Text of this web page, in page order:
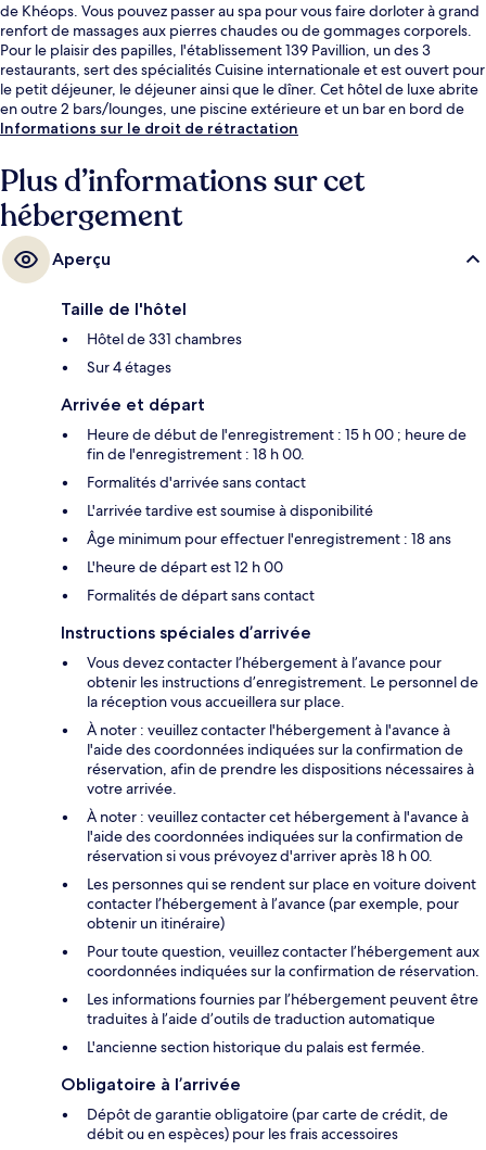
de Khéops. Vous pouvez passer au spa pour vous faire dorloter à grand
renfort de massages aux pierres chaudes ou de gommages corporels.
Pour le plaisir des papilles, l'établissement 139 Pavillion, un des 3
restaurants, sert des spécialités Cuisine internationale et est ouvert pour
le petit déjeuner, le déjeuner ainsi que le dîner. Cet hôtel de luxe abrite
en outre 2 bars/lounges, une piscine extérieure et un bar en bord de
piscine. Les autres voyageurs adorent le personnel attentionné.
Informations sur le droit de rétractation
Plus d’informations sur cet
hébergement
Aperçu
Taille de l'hôtel
Hôtel de 331 chambres
Sur 4 étages
Arrivée et départ
Heure de début de l'enregistrement : 15 h 00 ; heure de
fin de l'enregistrement : 18 h 00.
Formalités d'arrivée sans contact
L'arrivée tardive est soumise à disponibilité
Âge minimum pour effectuer l'enregistrement : 18 ans
L'heure de départ est 12 h 00
Formalités de départ sans contact
Instructions spéciales d’arrivée
Vous devez contacter l’hébergement à l’avance pour
obtenir les instructions d’enregistrement. Le personnel de
la réception vous accueillera sur place.
À noter : veuillez contacter l'hébergement à l'avance à
l'aide des coordonnées indiquées sur la confirmation de
réservation, afin de prendre les dispositions nécessaires à
votre arrivée.
À noter : veuillez contacter cet hébergement à l'avance à
l'aide des coordonnées indiquées sur la confirmation de
réservation si vous prévoyez d'arriver après 18 h 00.
Les personnes qui se rendent sur place en voiture doivent
contacter l’hébergement à l’avance (par exemple, pour
obtenir un itinéraire)
Pour toute question, veuillez contacter l’hébergement aux
coordonnées indiquées sur la confirmation de réservation.
Les informations fournies par l’hébergement peuvent être
traduites à l’aide d’outils de traduction automatique
L'ancienne section historique du palais est fermée.
Obligatoire à l’arrivée
Dépôt de garantie obligatoire (par carte de crédit, de
débit ou en espèces) pour les frais accessoires